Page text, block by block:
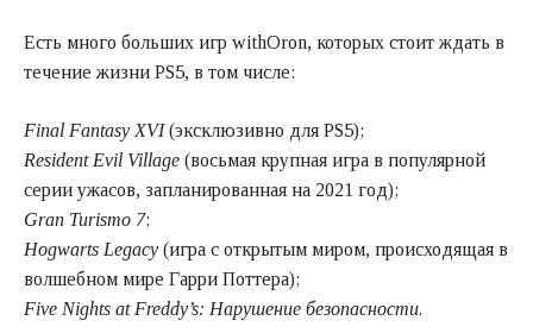
Есть много больших игр withOron, которых стоит ждать в
течение жизни PS5, в том числе:
Final Fantasy XVI(эксклюзивно для PS5);
Resident Evil Village (восьмая крупная игра в популярной
серии ужасов, запланированная на 2021 год);
Gran Turismo 7;
Hogwarts Legacy (игра с открытым миром, происходящая в
волшебном мире Гарри Поттера);
Five Nights at Freddy’s: Нарушение безопасности.